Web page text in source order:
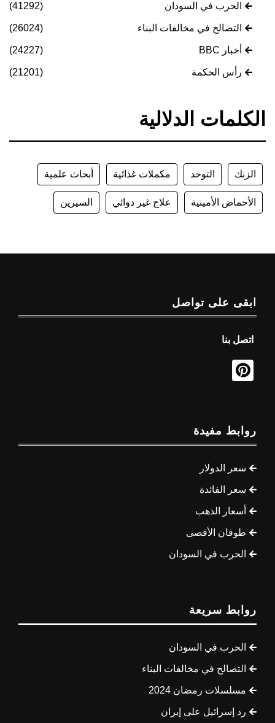
الحرب في السودان (41292)
التصالح في مخالفات البناء (26024)
أخبار BBC (24227)
رأس الحكمة (21201)
الكلمات الدلالية
الزنك التوحد مكملات غذائية أبحاث علمية
الأحماض الأمينية علاج غير دوائي السيرين
ابقى على تواصل
اتصل بنا
روابط مفيدة
سعر الدولار
سعر الفائدة
أسعار الذهب
طوفان الأقصى
الحرب في السودان
روابط سريعة
الحرب في السودان
التصالح في مخالفات البناء
مسلسلات رمضان 2024
رد إسرائيل على إيران